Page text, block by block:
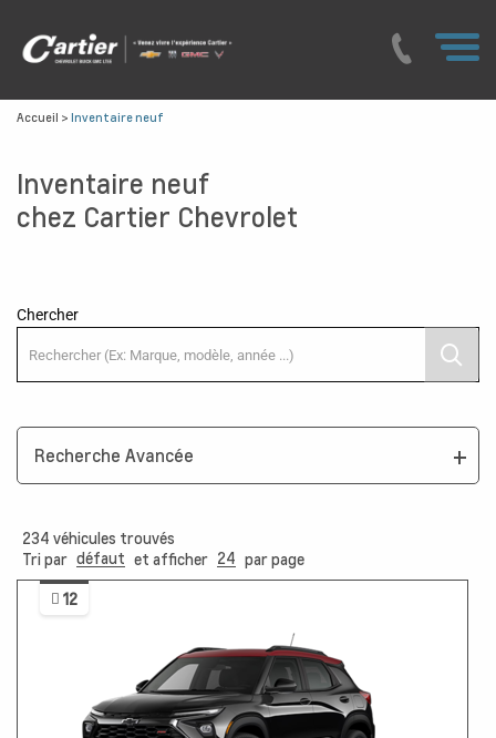
Accueil > Inventaire neuf
Inventaire neuf
chez Cartier Chevrolet
Chercher
Recherche Avancée
234 véhicules trouvés
Tri par défaut et afficher 24 par page
12